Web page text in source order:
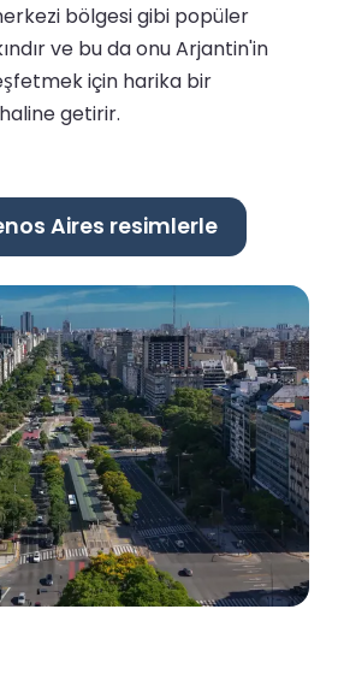
bölgesi gibi popüler
ve bu da onu Arjantin'in
için harika bir
getirir.
Aires resimlerle